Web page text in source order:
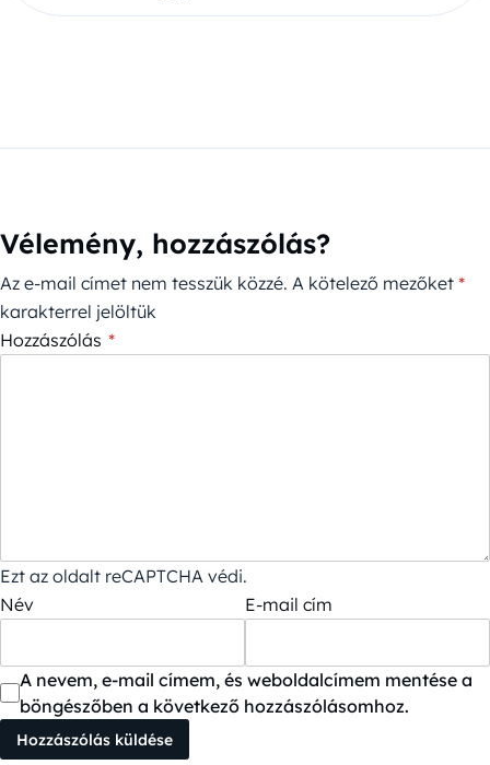
Vélemény, hozzászólás?
Az e-mail címet nem tesszük közzé. A kötelező mezőket *
karakterrel jelöltük
Hozzászólás *
Ezt az oldalt reCAPTCHA védi.
Név
E-mail cím
A nevem, e-mail címem, és weboldalcímem mentése a
böngészőben a következő hozzászólásomhoz.